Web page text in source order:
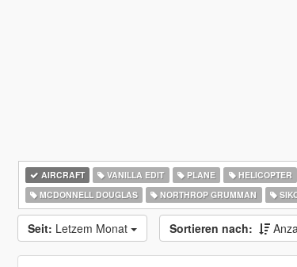
AIRCRAFT VANILLA EDIT PLANE HELICOPTER
MCDONNELL DOUGLAS
NORTHROP GRUMMAN
Seit: Letzem Monat Sortieren nach: